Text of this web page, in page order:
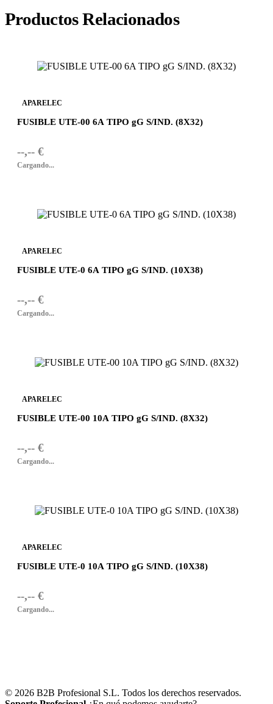
Productos Relacionados
APARELEC
FUSIBLE UTE-00 6A TIPO gG S/IND. (8X32)
--,-- €
Cargando...
APARELEC
FUSIBLE UTE-0 6A TIPO gG S/IND. (10X38)
--,-- €
Cargando...
APARELEC
FUSIBLE UTE-00 10A TIPO gG S/IND. (8X32)
--,-- €
Cargando...
APARELEC
FUSIBLE UTE-0 10A TIPO gG S/IND. (10X38)
--,-- €
Cargando...
© 2026 B2B Profesional S.L. Todos los derechos reservados.